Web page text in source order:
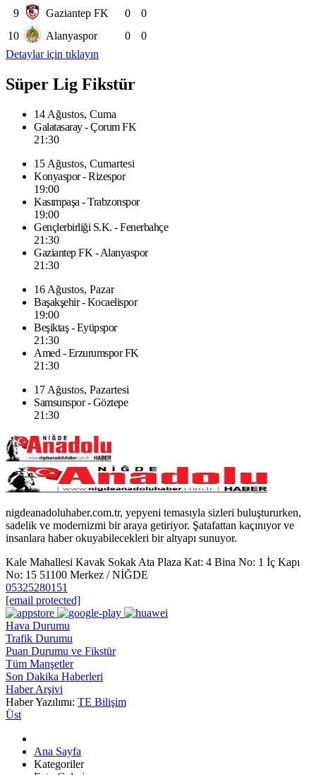
9
Gaziantep FK 0
0
10
Alanyaspor 0
0
Detaylar için tıklayın
Süper Lig Fikstür
14 Ağustos, Cuma
Galatasaray - Çorum FK
21:30
15 Ağustos, Cumartesi
Konyaspor - Rizespor
19:00
Kasımpaşa - Trabzonspor
19:00
Gençlerbirliği S.K. - Fenerbahçe
21:30
Gaziantep FK - Alanyaspor
21:30
16 Ağustos, Pazar
Başakşehir - Kocaelispor
19:00
Beşiktaş - Eyüpspor
21:30
Amed - Erzurumspor FK
21:30
17 Ağustos, Pazartesi
Samsunspor - Göztepe
21:30
nigdeanadoluhaber.com.tr, yepyeni temasıyla sizleri buluştururken,
sadelik ve modernizmi bir araya getiriyor. Şatafattan kaçınıyor ve
insanlara haber okuyabilecekleri bir altyapı sunuyor.
Kale Mahallesi Kavak Sokak Ata Plaza Kat: 4 Bina No: 1 İç Kapı
No: 15 51100 Merkez / NİĞDE
05325280151
[email protected]
Hava Durumu
Trafik Durumu
Puan Durumu ve Fikstür
Tüm Manşetler
Son Dakika Haberleri
Haber Arşivi
Haber Yazılımı: TE Bilişim
Üst
Ana Sayfa
Kategoriler